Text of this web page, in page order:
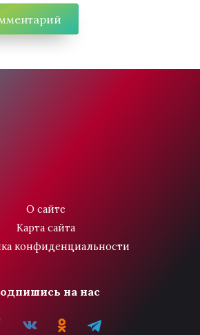
О сайте
Карта сайта
конфиденциальности
на нас